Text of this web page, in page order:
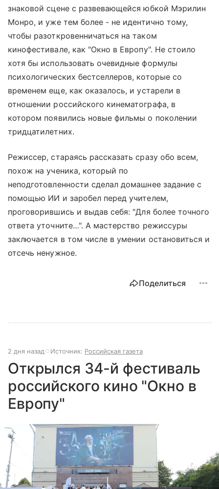
знаковой сцене с развевающейся юбкой Мэрилин
Монро, и уже тем более - не идентично тому,
чтобы разоткровенничаться на таком
кинофестивале, как "Окно в Европу". Не стоило
хотя бы использовать очевидные формулы
психологических бестселлеров, которые со
временем еще, как оказалось, и устарели в
отношении российского кинематографа, в
котором появились новые фильмы о поколении
тридцатилетних.
Режиссер, стараясь рассказать сразу обо всем,
похож на ученика, который по
неподготовленности сделал домашнее задание с
помощью ИИ и заробел перед учителем,
проговорившись и выдав себя: "Для более точного
ответа уточните…". А мастерство режиссуры
заключается в том числе в умении остановиться и
отсечь ненужное.
Поделиться
2 дня назад Источник: Российская газета
Открылся 34-й фестиваль
российского кино "Окно в
Европу"